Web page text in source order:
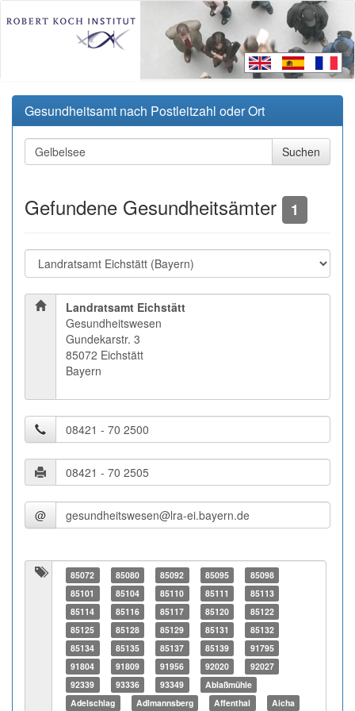
Gesundheitsamt nach Postleitzahl oder Ort
Gefundene Gesundheitsämter 1
Landratsamt Eichstätt
Gesundheitswesen
Gundekarstr. 3
85072 Eichstätt
Bayern
@
85072 85080 85092 85095
85098
85101
85104 85110 85111
85113
85114
85116 85117 85120
85122
85125
85128 85129 85131
85132
85134
85135 85137 85139
91795
91804
91809 91956 92020
92027
92339
93336 93349
Ablaßmühle
Adelschlag
Adlmannsberg Affenthal Aicha